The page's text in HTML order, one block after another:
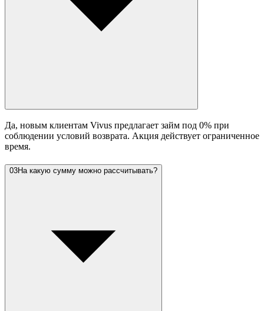
Да, новым клиентам Vivus предлагает займ под 0% при
соблюдении условий возврата. Акция действует ограниченное
время.
03На какую сумму можно рассчитывать?